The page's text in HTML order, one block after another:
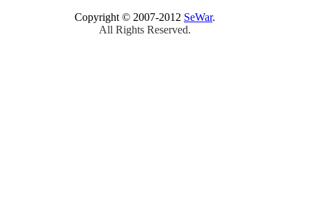
Copyright © 2007-2012 SeWar.
All Rights Reserved.